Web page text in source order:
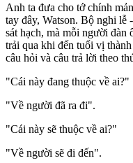
Anh ta đưa cho tớ chính
tay đây, Watson. Bộ nghi
sát hạch, mà mỗi người đàn
trải qua khi đến tuổi vị
câu hỏi và câu trả lời theo
"Cái này đang thuộc về ai?"
"Về người đã ra đi".
"Cái này sẽ thuộc về ai?"
"Về người sẽ đi đến".